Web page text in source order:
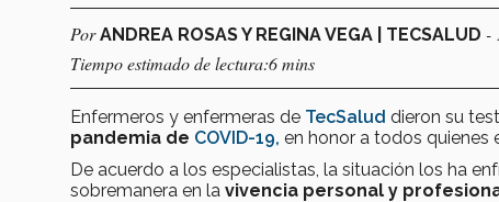
PorANDREA ROSAS Y REGINA VEGA | TECSALUD -
Tiempo estimado de lectura:6 mins
Enfermeros y enfermeras de TecSalud dieron su
pandemia de COVID-19, en honor a todos quienes
De acuerdo a los especialistas, la situación los ha
sobremanera en la vivencia personal y